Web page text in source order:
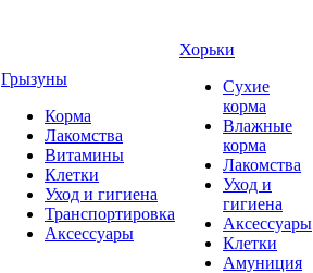
Грызуны
Корма
Лакомства
Витамины
Клетки
Уход и гигиена
Транспортировка
Аксессуары
Хорьки
Сухие
корма
Влажные
корма
Лакомства
Уход и
гигиена
Аксессуары
Клетки
Амуниция